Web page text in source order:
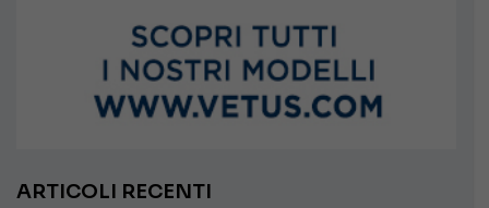
ARTICOLI RECENTI